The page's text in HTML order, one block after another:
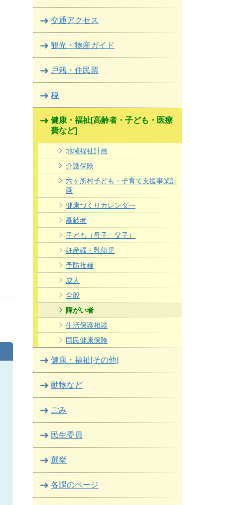
交通アクセス
観光・物産ガイド
戸籍・住民票
税
健康・福祉[高齢者・子ども・医療
費など]
地域福祉計画
介護保険
六ヶ所村子ども・子育て支援事業計
画
健康づくりカレンダー
高齢者
子ども（母子、父子）
妊産婦・乳幼児
予防接種
成人
全般
障がい者
生活保護相談
国民健康保険
健康・福祉[その他]
動物など
ごみ
民生委員
選挙
各課のページ